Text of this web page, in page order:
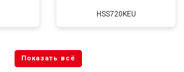
HSS720KEU